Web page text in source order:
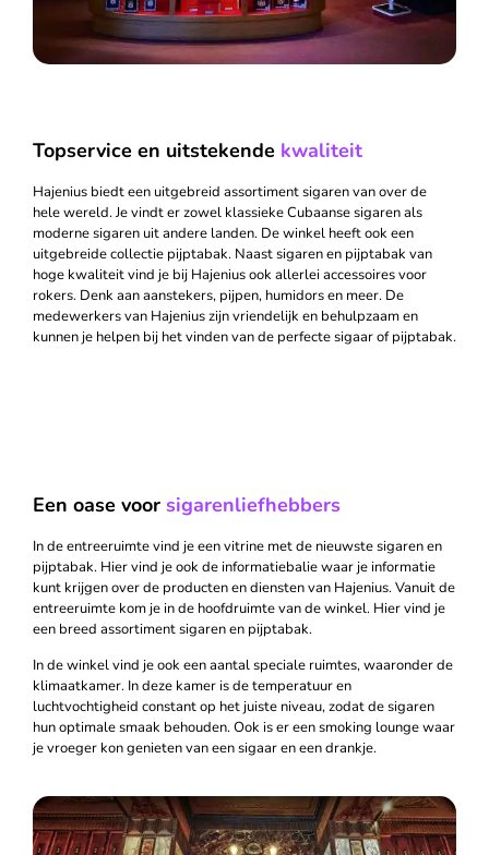
Top­service en uitstekende kwaliteit
Hajenius biedt een uitgebreid assortiment sigaren van over de
hele wereld. Je vindt er zowel klassieke Cubaanse sigaren als
moderne sigaren uit andere landen. De winkel heeft ook een
uitgebreide collectie pijptabak. Naast sigaren en pijptabak van
hoge kwaliteit vind je bij Hajenius ook allerlei accessoires voor
rokers. Denk aan aanstekers, pijpen, humidors en meer. De
medewerkers van Hajenius zijn vriendelijk en behulpzaam en
kunnen je helpen bij het vinden van de perfecte sigaar of pijptabak.
Een oase voor sigarenliefhebbers
In de entreeruimte vind je een vitrine met de nieuwste sigaren en
pijptabak. Hier vind je ook de informatiebalie waar je informatie
kunt krijgen over de producten en diensten van Hajenius. Vanuit de
entreeruimte kom je in de hoofdruimte van de winkel. Hier vind je
een breed assortiment sigaren en pijptabak.
In de winkel vind je ook een aantal speciale ruimtes, waaronder de
klimaatkamer. In deze kamer is de temperatuur en
luchtvochtigheid constant op het juiste niveau, zodat de sigaren
hun optimale smaak behouden. Ook is er een smoking lounge waar
je vroeger kon genieten van een sigaar en een drankje.